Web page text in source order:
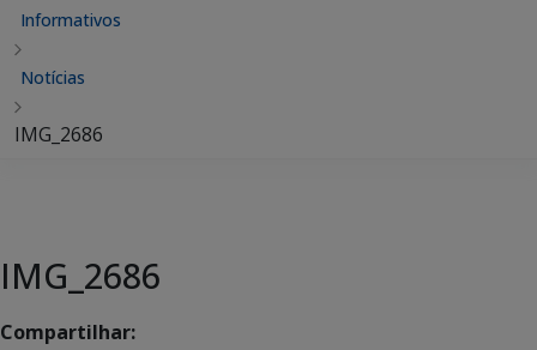
Informativos
Notícias
IMG_2686
IMG_2686
Compartilhar: